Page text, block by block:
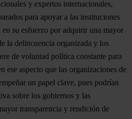
y expertos internacionales,
para apoyar a las instituciones
su esfuerzo por adquirir una mayor
la delincuencia organizada y los
de voluntad política constante para
ese aspecto que las organizaciones de
un papel clave, pues podrían
sobre los gobiernos y las
transparencia y rendición de